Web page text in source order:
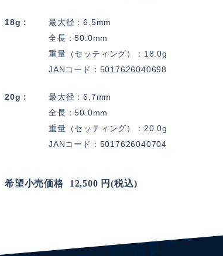
18g
最大径：6.5mm
全長：50.0mm
重量（セッティング）：18.0g
JANコード：5017626040698
20g
最大径：6.7mm
全長：50.0mm
重量（セッティング）：20.0g
JANコード：5017626040704
12,500